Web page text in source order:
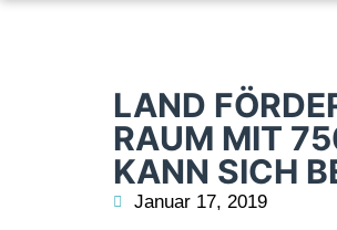
LAND
RAUM MIT
KANN SICH
Januar 17, 2019